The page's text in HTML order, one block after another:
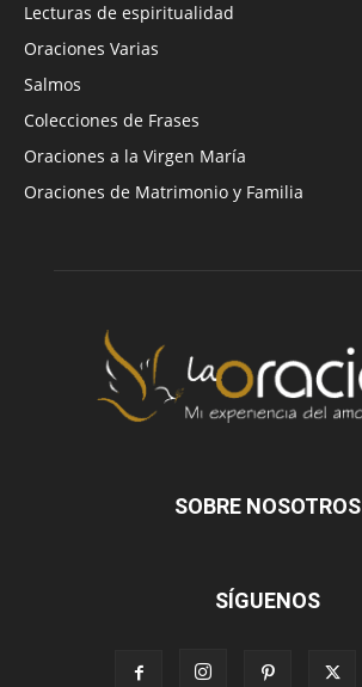
Lecturas de espiritualidad
Oraciones Varias
Salmos
Colecciones de Frases
Oraciones a la Virgen María
Oraciones de Matrimonio y Familia
SOBRE NOSOTROS
SÍGUENOS